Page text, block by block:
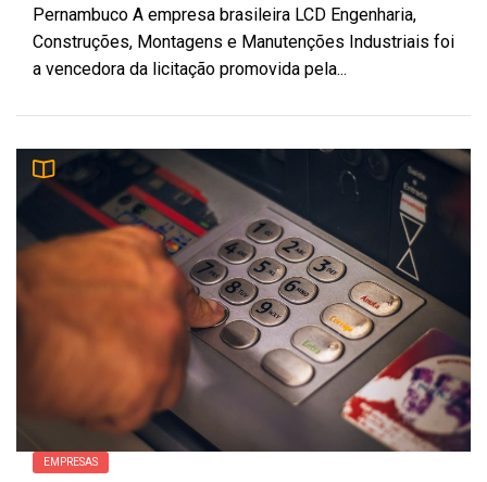
Pernambuco A empresa brasileira LCD Engenharia,
Construções, Montagens e Manutenções Industriais foi
a vencedora da licitação promovida pela...
EMPRESAS